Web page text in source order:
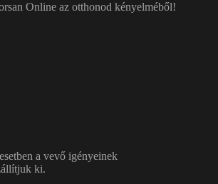
Online az otthonod kényelméből!
a vevő igényeinek
ki.